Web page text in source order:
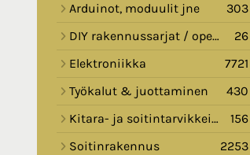
Arduinot, moduulit jne
303
DIY rakennussarjat / opetussarjat
26
Elektroniikka
7721
Työkalut & juottaminen
430
Kitara- ja soitintarvikkeita
156
Soitinrakennus
2253